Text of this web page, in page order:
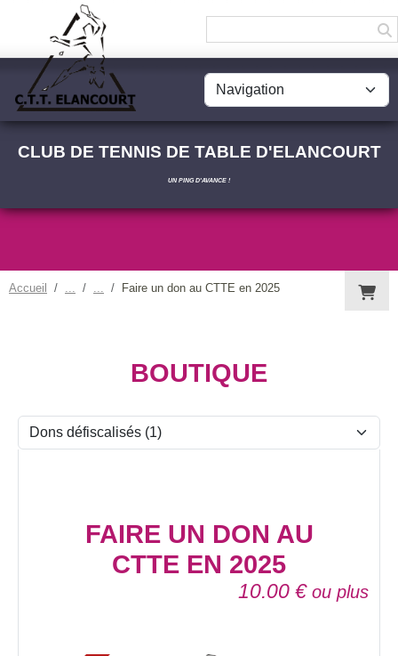
CLUB DE TENNIS DE TABLE D'ELANCOURT
UN PING D'AVANCE !
Accueil Faire un don au CTTE en 2025
BOUTIQUE
FAIRE UN DON AU
CTTE EN 2025
10.00 € ou plus
Panneau de gestion des cookies